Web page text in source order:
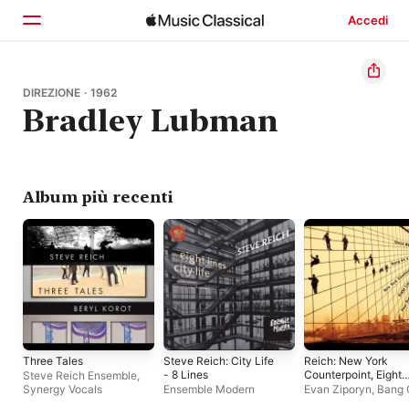
Accedi
Home
Scopri
DIREZIONE · 1962
Bradley Lubman
Album più recenti
Three Tales
Steve Reich Ensemble,
Synergy Vocals
Steve Reich: City Life
- 8 Lines
Ensemble Modern
Reich: New York
Counterpoint, Eight
Lines, Four Organs
Evan Ziporyn, Bang